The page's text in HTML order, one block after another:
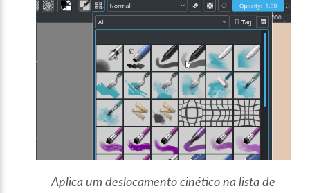
Aplica um deslocamento cinético na lista de